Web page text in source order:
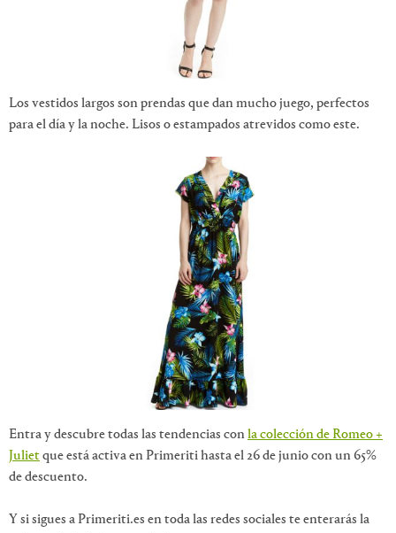
Los vestidos largos son prendas que dan mucho juego, perfectos
para el día y la noche. Lisos o estampados atrevidos como este.
Entra y descubre todas las tendencias conla colección de Romeo +
Julietque está activa en Primeriti hasta el 26 de junio con un 65%
de descuento.
Y si sigues a Primeriti.es en toda las redes sociales te enterarás la